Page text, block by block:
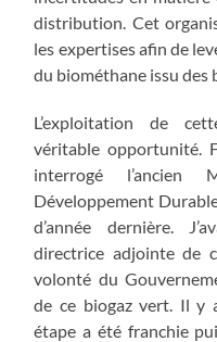
distribution. Cet
les expertises afin de
du biométhane issu des
L’exploitation de
véritable opportunité.
interrogé l’ancien
Développement
d’année dernière.
directrice adjointe de
volonté du
de ce biogaz vert. Il y
étape a été franchie